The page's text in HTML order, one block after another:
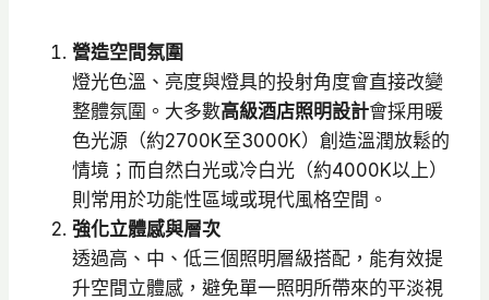
營造空間氛圍
燈光色溫、亮度與燈具的投射角度會直接改變
整體氛圍。大多數高級酒店照明設計會採用暖
色光源（約2700K至3000K）創造溫潤放鬆的
情境；而自然白光或冷白光（約4000K以上）
則常用於功能性區域或現代風格空間。
強化立體感與層次
透過高、中、低三個照明層級搭配，能有效提
升空間立體感，避免單一照明所帶來的平淡視